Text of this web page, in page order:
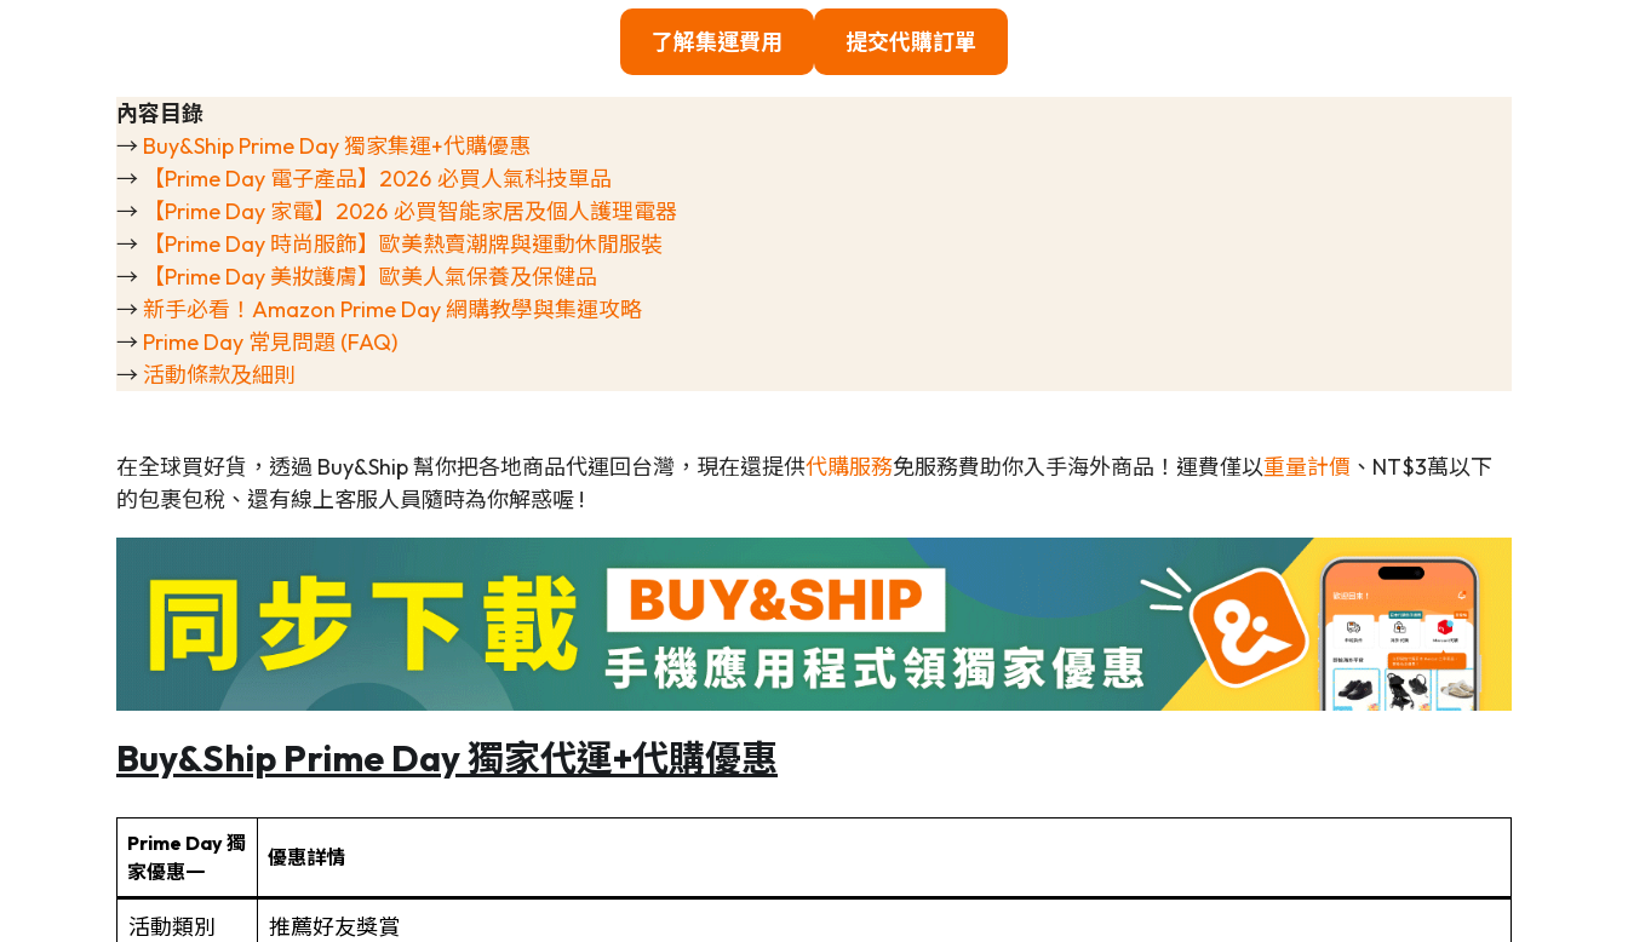
了解集運費用 提交代購訂單
內容目錄
→ Buy&Ship Prime Day 獨家集運+代購優惠
→
【Prime Day 電子產品】2026 必買人氣科技單品
→
【Prime Day 家電】2026 必買智能家居及個人護理電器
→
【Prime Day 時尚服飾】歐美熱賣潮牌與運動休閒服裝
→
【Prime Day 美妝護膚】歐美人氣保養及保健品
→ 新手必看！Amazon Prime Day 網購教學與集運攻略
→ Prime Day 常見問題 (FAQ)
→ 活動條款及細則
在全球買好貨，透過 Buy&Ship 幫你把各地商品代運回台灣，現在還提供代購服務免服務費助你入手海外商品！運費僅以重量計價 、NT$3萬以下
的包裹包稅、還有線上客服人員隨時為你解惑喔 !
Buy&Ship Prime Day獨家代運+代購優惠
Prime Day 獨
家優惠一
優惠詳情
活動類別
推薦好友獎賞